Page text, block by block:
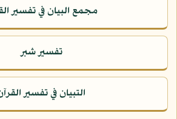
مجمع البيان في تفسير
تفسير شبر
التبيان في تفسير